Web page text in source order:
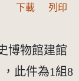
下載 列印
博物館建館
此件為1組8